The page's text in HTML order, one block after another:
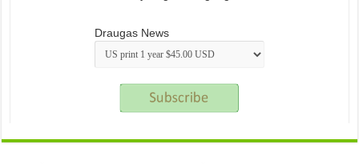
Draugas News